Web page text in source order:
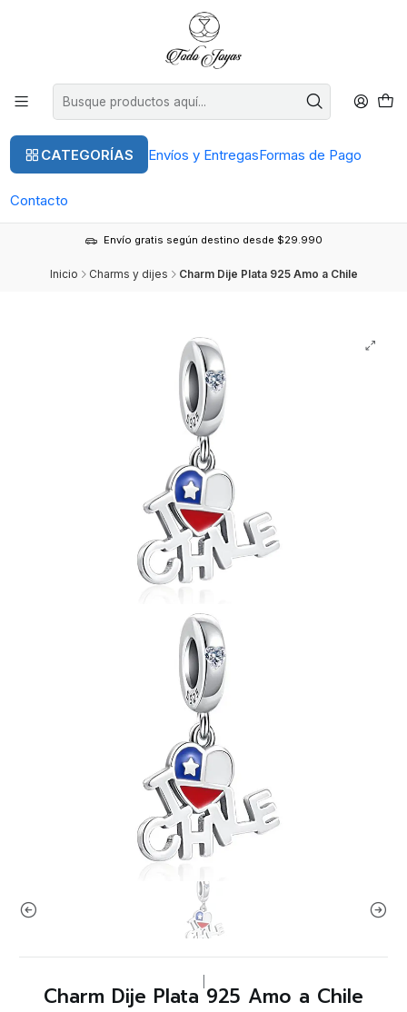
CATEGORÍAS Envíos y EntregasFormas de Pago
Contacto
Envío gratis según destino desde $29.990
Inicio Charms y dijes Charm Dije Plata 925 Amo a Chile
Charm Dije Plata 925 Amo a Chile